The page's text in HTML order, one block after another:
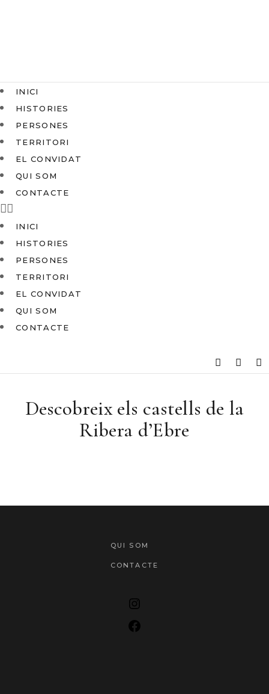
INICI
HISTORIES
PERSONES
TERRITORI
EL CONVIDAT
QUI SOM
CONTACTE
INICI
HISTORIES
PERSONES
TERRITORI
EL CONVIDAT
QUI SOM
CONTACTE
Descobreix els castells de la
Ribera d’Ebre
QUI SOM
CONTACTE